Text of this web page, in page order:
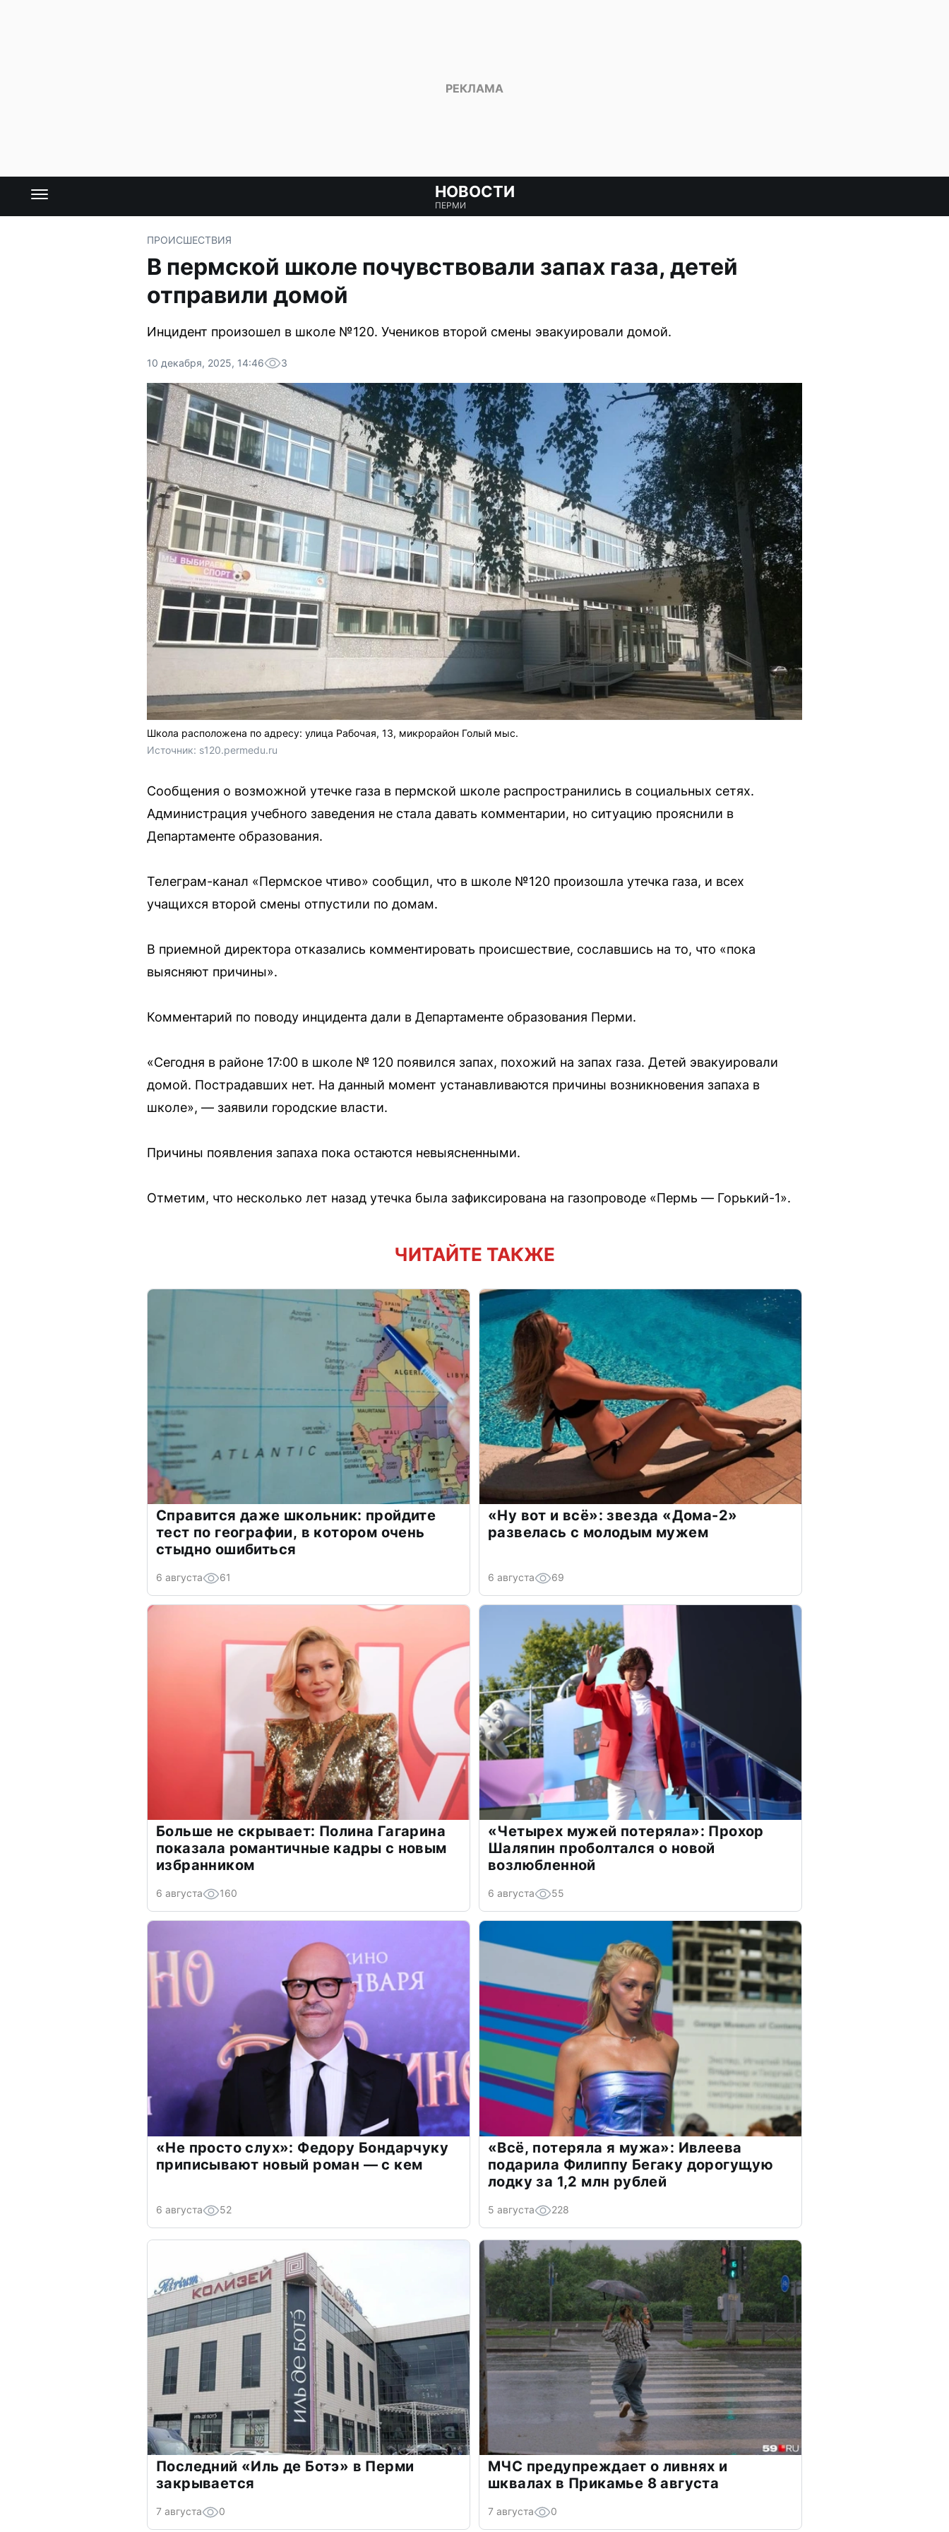
НОВОСТИ
ПЕРМИ
ПРОИСШЕСТВИЯ
В пермской школе почувствовали запах газа, детей
отправили домой
Инцидент произошел в школе №120. Учеников второй смены эвакуировали домой.
10 декабря, 2025, 14:46 3
Школа расположена по адресу: улица Рабочая, 13, микрорайон Голый мыс.
Источник: s120.permedu.ru
Сообщения о возможной утечке газа в пермской школе распространились в социальных сетях.
Администрация учебного заведения не стала давать комментарии, но ситуацию прояснили в
Департаменте образования.
Телеграм-канал «Пермское чтиво» сообщил, что в школе №120 произошла утечка газа, и всех
учащихся второй смены отпустили по домам.
В приемной директора отказались комментировать происшествие, сославшись на то, что «пока
выясняют причины».
Комментарий по поводу инцидента дали в Департаменте образования Перми.
«Сегодня в районе 17:00 в школе № 120 появился запах, похожий на запах газа. Детей эвакуировали
домой. Пострадавших нет. На данный момент устанавливаются причины возникновения запаха в
школе», — заявили городские власти.
Причины появления запаха пока остаются невыясненными.
Отметим, что несколько лет назад утечка была зафиксирована на газопроводе «Пермь — Горький-1».
ЧИТАЙТЕ ТАКЖЕ
Справится даже школьник: пройдите
тест по географии, в котором очень
стыдно ошибиться
6 августа 61
«Ну вот и всё»: звезда «Дома-2»
развелась с молодым мужем
6 августа 69
Больше не скрывает: Полина Гагарина
показала романтичные кадры с новым
избранником
6 августа 160
«Четырех мужей потеряла»: Прохор
Шаляпин проболтался о новой
возлюбленной
6 августа 55
«Не просто слух»: Федору Бондарчуку
приписывают новый роман — с кем
6 августа 52
«Всё, потеряла я мужа»: Ивлеева
подарила Филиппу Бегаку дорогущую
лодку за 1,2 млн рублей
5 августа 228
Последний «Иль де Ботэ» в Перми
закрывается
7 августа 0
МЧС предупреждает о ливнях и
шквалах в Прикамье 8 августа
7 августа 0